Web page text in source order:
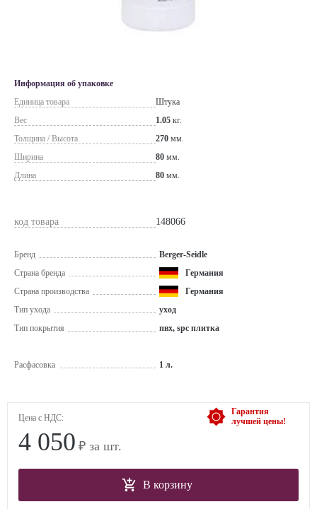
Информация об упаковке
Единица товара
Штука
Вес
1.05 кг.
Толщина / Высота
270 мм.
Ширина
80 мм.
Длина
80 мм.
код товара 148066
Бренд
Berger-Seidle
Страна бренда
Германия
Страна производства
Германия
Тип ухода
уход
Тип покрытия
пвх, spc плитка
Расфасовка 1 л.
Гарантия
лучшей цены!
Цена с НДС:
4 050 ₽ за шт.
В корзину